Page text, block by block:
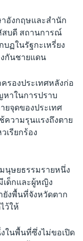
อังกฤษและสำนัก
สบดี สถานการณ์
ฏในรัฐกะเหรี่ยง
กันชายแดน
รองประเทศหลังก่อ
หาในการปราบ
ยจุดของประเทศ
วามรุนแรงถึงตาย
เรียกร้อง
นุษยธรรมรายหนึ่ง
เด็กและผู้หญิง
งพื้นที่จังหวัดตาก
ว้ให้
ในพื้นที่ซึ่งไม่ขอเปิด